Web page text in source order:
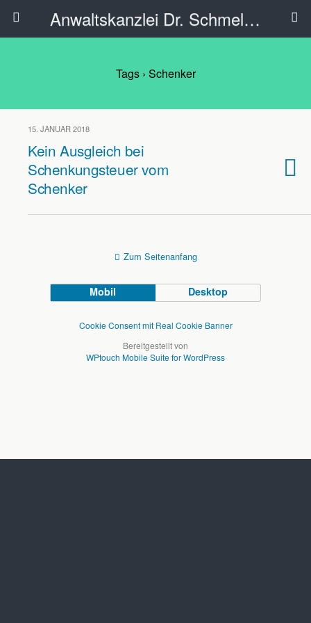
Anwaltskanzlei Dr. Schmelzer - Ahlen
Tags › Schenker
15. JANUAR 2018
Kein Ausgleich bei
Schenkungsteuer vom
Schenker
Zum Seitenanfang
Mobil Desktop
Cookie Consent mit Real Cookie Banner
Bereitgestellt von
WPtouch Mobile Suite for WordPress